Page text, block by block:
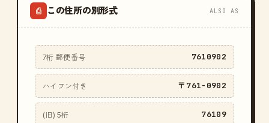
⎙ この住所の別形式 ALSO AS
7桁 郵便番号 7610902
ハイフン付き 〒761-0902
(旧) 5桁 76109